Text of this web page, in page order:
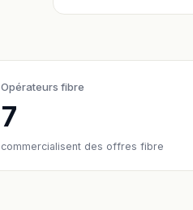
Opérateurs fibre
7
commercialisent des offres fibre